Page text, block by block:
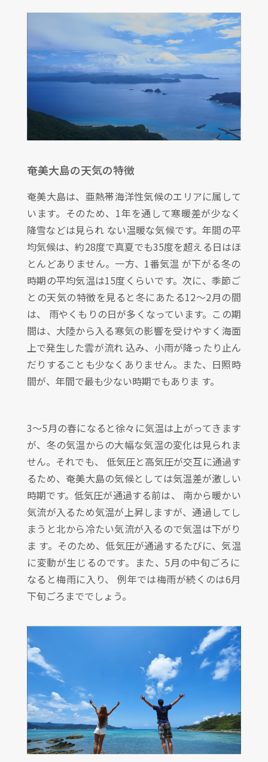
奄美大島の天気の特徴
奄美大島は、亜熱帯海洋性気候のエリアに属して
います。そのため、1年を通して寒暖差が少なく
降雪などは見られ ない温暖な気候です。年間の平
均気候は、約28度で真夏でも35度を超える日はほ
とんどありません。一方、1番気温 が下がる冬の
時期の平均気温は15度くらいです。次に、季節ご
との天気の特徴を見ると冬にあたる12〜2月の間
は、 雨やくもりの日が多くなっています。この期
間は、大陸から入る寒気の影響を受けやすく海面
上で発生した雲が流れ 込み、小雨が降ったり止ん
だりすることも少なくありません。また、日照時
間が、年間で最も少ない時期でもありま す。
3〜5月の春になると徐々に気温は上がってきます
が、冬の気温からの大幅な気温の変化は見られま
せん。それでも、 低気圧と高気圧が交互に通過す
るため、奄美大島の気候としては気温差が激しい
時期です。低気圧が通過する前は、 南から暖かい
気流が入るため気温が上昇しますが、通過してし
まうと北から冷たい気流が入るので気温は下がり
ま す。そのため、低気圧が通過するたびに、気温
に変動が生じるのです。また、5月の中旬ごろに
なると梅雨に入り、 例年では梅雨が続くのは6月
下旬ごろまででしょう。